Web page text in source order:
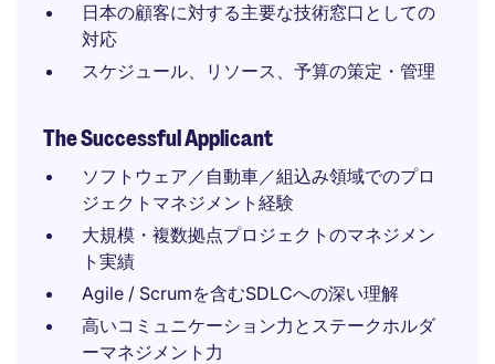
日本の顧客に対する主要な技術窓口としての
対応
スケジュール、リソース、予算の策定・管理
The Successful Applicant
ソフトウェア／自動車／組込み領域でのプロ
ジェクトマネジメント経験
大規模・複数拠点プロジェクトのマネジメン
ト実績
Agile / Scrumを含むSDLCへの深い理解
高いコミュニケーション力とステークホルダ
ーマネジメント力